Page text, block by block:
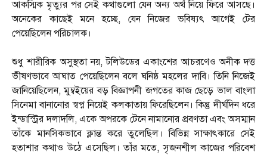
আকস্মিক মৃত্যুর পর সেই কথাগুলো যেন অন্য অর্থ নিয়ে ফিরে আসছে।
অনেকের কাছেই মনে হচ্ছে, যেন নিজের ভবিষ্যৎ আগেই টের
পেয়েছিলেন পরিচালক।
শুধু শারীরিক অসুস্থতা নয়, টলিউডের একাংশের আচরণেও অনীক দত্ত
ভীষণভাবে আঘাত পেয়েছিলেন বলে ঘনিষ্ঠ মহলের দাবি। তিনি নিজেই
জানিয়েছিলেন, মুম্বইয়ের বড় বিজ্ঞাপনী জগতের কাজ ছেড়ে ভাল বাংলা
সিনেমা বানানোর স্বপ্ন নিয়েই কলকাতায় ফিরেছিলেন। কিন্তু দীর্ঘদিন ধরে
ইন্ডাস্ট্রির দলাদলি, একে অপরকে টেনে নামানোর প্রবণতা এবং অসম্মান
তাঁকে মানসিকভাবে ক্লান্ত করে তুলেছিল। বিভিন্ন সাক্ষাৎকারে সেই
হতাশার কথাও উঠে এসেছিল। তাঁর মতে, সৃজনশীল কাজের পরিবেশ